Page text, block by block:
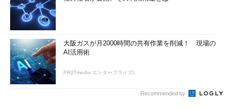
大阪ガスが月2000時間の共有作業を削減！ 現場の
AI活用術
PR(ITmedia エンタープライズ)
Recommended by